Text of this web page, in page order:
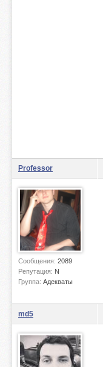
Professor
Сообщения: 2089
Репутация: N
Группа: Адекваты
md5